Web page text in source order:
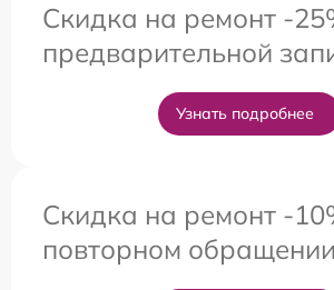
Скидка на ремонт -
предварительной
Узнать подробнее
Скидка на ремонт -
повторном обращении